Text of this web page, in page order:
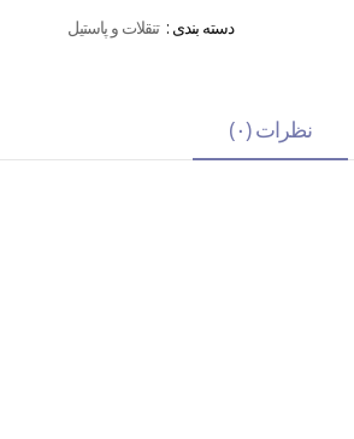
دسته بندی : تنقلات و پاستیل
نظرات (۰)